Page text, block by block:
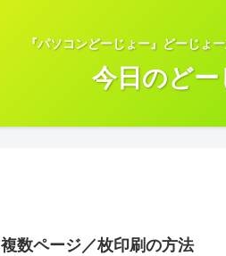
『パソコンどーじょー』どーじょ
今日のど
複数ページ／枚印刷の方法